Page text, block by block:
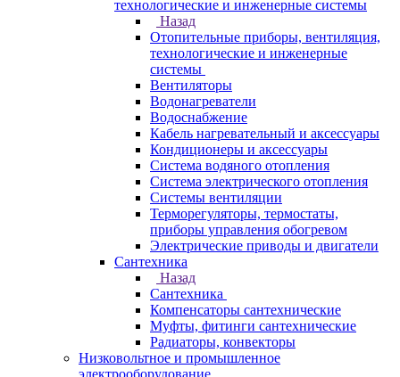
технологические и инженерные системы
Назад
Отопительные приборы, вентиляция,
технологические и инженерные
системы
Вентиляторы
Водонагреватели
Водоснабжение
Кабель нагревательный и аксессуары
Кондиционеры и аксессуары
Система водяного отопления
Система электрического отопления
Системы вентиляции
Терморегуляторы, термостаты,
приборы управления обогревом
Электрические приводы и двигатели
Сантехника
Назад
Сантехника
Компенсаторы сантехнические
Муфты, фитинги сантехнические
Радиаторы, конвекторы
Низковольтное и промышленное
электрооборудование